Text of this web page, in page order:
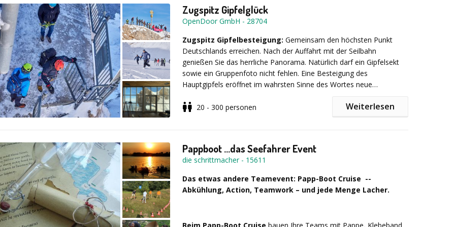
Vorfeld – Einweisung in Geocaching und/oder Team- und
Kooperationsspiele durch fachkundige Guides – Führung zum
individuellen Ziel, z. B. Biergarten oder Restaurant – Optional:
Verleihung des Titels bzw. Erhalt des „Geofux“-Abzeichens
Zugspitz Gipfelglück
OpenDoor GmbH - 28704
Zugspitz Gipfelbesteigung: Gemeinsam den höchsten Punkt
Deutschlands erreichen. Nach der Auffahrt mit der Seilbahn
genießen Sie das herrliche Panorama. Natürlich darf ein Gipfelsekt
sowie ein Gruppenfoto nicht fehlen. Eine Besteigung des
Hauptgipfels eröffnet im wahrsten Sinne des Wortes neue
spannenden Einblicken in die Welt des ewigen Eises erleben die
Teilnehmer eine beeindruckende Exkursion.
Kick-Off Event:Auftakt in außergewöhnlicher Höhe: Ein exklusives
erfolgreiches Event oder Projekt zu starten.
20 - 300 personen Weiterlesen
Pappboot ...das Seefahrer Event
die schrittmacher- 15611
Das etwas andere Teamevent: Papp-Boot Cruise --
Abkühlung, Action, Teamwork – und jede Menge Lacher.